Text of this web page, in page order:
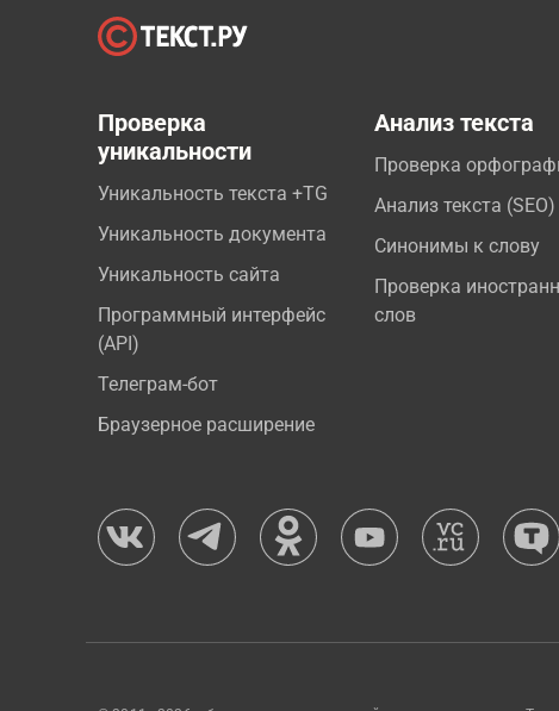
Проверка
уникальности
Уникальность текста +TG
Уникальность документа
Уникальность сайта
Программный интерфейс
(API)
Телеграм-бот
Браузерное расширение
Анализ текста
Проверка
Анализ текста (SEO)
Синонимы к слову
Проверка
слов